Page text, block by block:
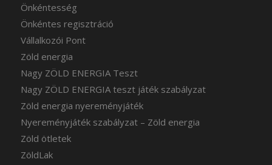
Önkéntesség
Önkéntes regisztráció
Vállalkozói Pont
Zöld energia
Nagy ZÖLD ENERGIA Teszt
Nagy ZÖLD ENERGIA teszt játék szabályzat
Zöld energia nyereményjáték
Nyereményjáték szabályzat – Zöld energia
Zöld ötletek
ZöldLak